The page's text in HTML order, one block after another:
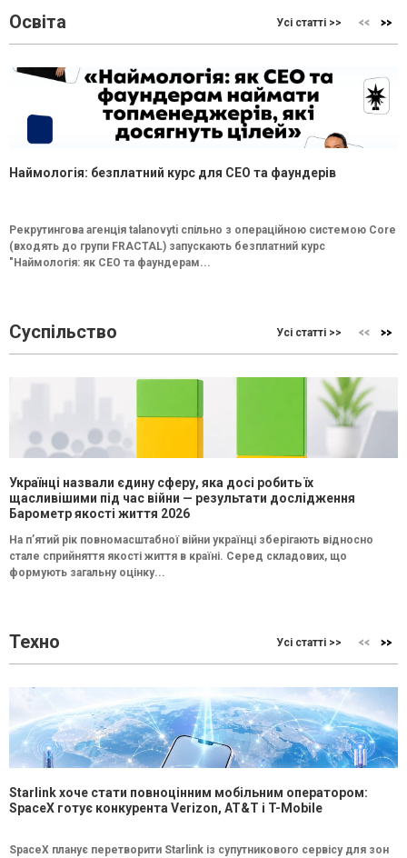
Освіта Усі статті >>
Наймологія: безплатний курс для CEO та фаундерів
Рекрутингова агенція talanovyti спільно з операційною системою Core
(входять до групи FRACTAL) запускають безплатний курс
"Наймологія: як СEO та фаундерам...
Суспільство Усі статті >>
Українці назвали єдину сферу, яка досі робить їх
щасливішими під час війни — результати дослідження
Барометр якості життя 2026
На п’ятий рік повномасштабної війни українці зберігають відносно
стале сприйняття якості життя в країні. Серед складових, що
формують загальну оцінку...
Техно Усі статті >>
Starlink хоче стати повноцінним мобільним оператором:
SpaceX готує конкурента Verizon, AT&T і T-Mobile
SpaceX планує перетворити Starlink із супутникового сервісу для зон